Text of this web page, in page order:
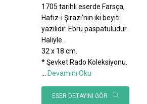
1705 tarihli eserde Farsça,
Hafız-i Şirazi’nin iki beyiti
yazılıdır. Ebru paspatuludur.
Haliyle.
32 x 18 cm.
* Şevket Rado Koleksiyonu.
Devamını Oku
ESER DETAYINI GÖR